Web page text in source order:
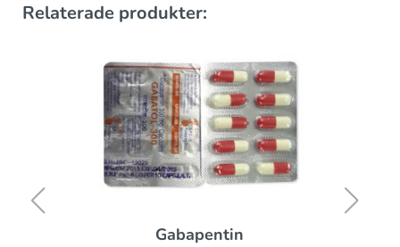
Relaterade produkter:
Gabapentin